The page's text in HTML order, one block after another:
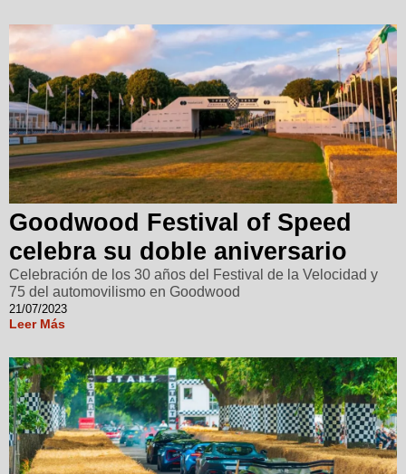
Goodwood Festival of Speed
celebra su doble aniversario
Celebración de los 30 años del Festival de la Velocidad y
75 del automovilismo en Goodwood
21/07/2023
Leer Más